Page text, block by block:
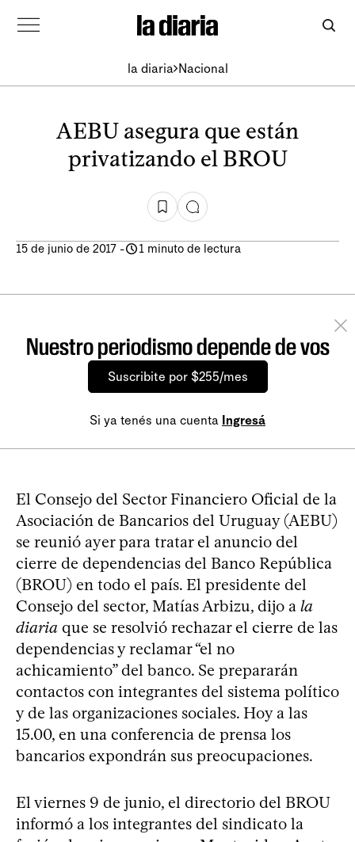
la diaria Nacional
AEBU asegura que están
privatizando el BROU
15 de junio de 2017 - 1 minuto de lectura
Nuestro periodismo depende de vos
Suscribite por $255/mes
Si ya tenés una cuenta Ingresá
El Consejo del Sector Financiero Oficial de la
Asociación de Bancarios del Uruguay (AEBU)
se reunió ayer para tratar el anuncio del
cierre de dependencias del Banco República
(BROU) en todo el país. El presidente del
Consejo del sector, Matías Arbizu, dijo a la
diaria que se resolvió rechazar el cierre de las
dependencias y reclamar “el no
achicamiento” del banco. Se prepararán
contactos con integrantes del sistema político
y de las organizaciones sociales. Hoy a las
15.00, en una conferencia de prensa los
bancarios expondrán sus preocupaciones.
El viernes 9 de junio, el directorio del BROU
informó a los integrantes del sindicato la